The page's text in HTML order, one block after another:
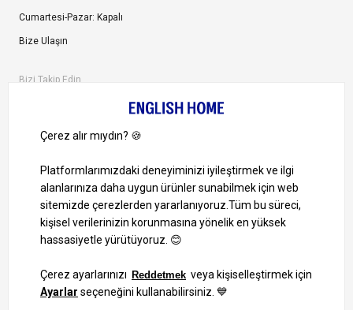
Cumartesi-Pazar: Kapalı
Bize Ulaşın
Bizi Takip Edin
1000 TL ve Üzeri Alışverişlerinizde Kargo Bedava!
Bilgi Toplum Hizmetleri